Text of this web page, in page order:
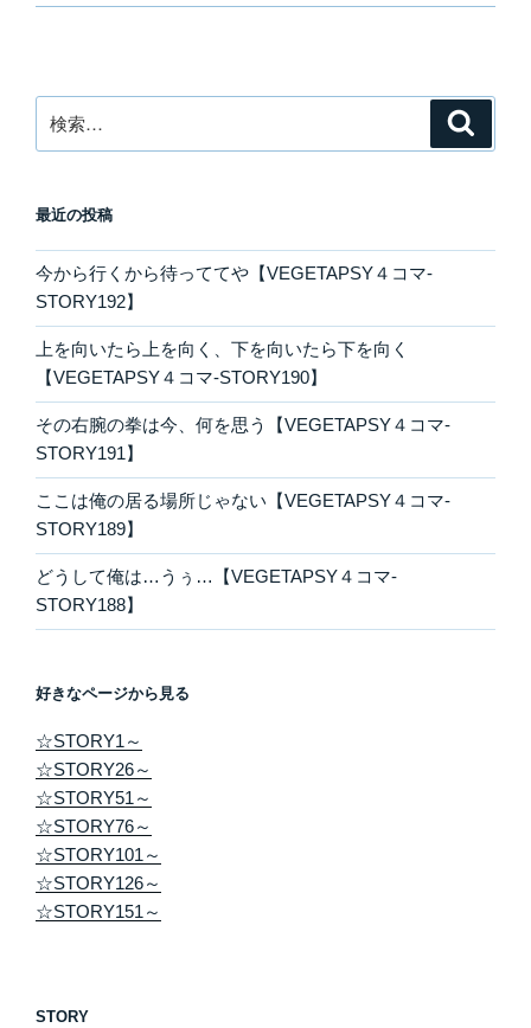
索:
最近の投稿
今から行くから待っててや【VEGETAPSY４コマ-
STORY192】
上を向いたら上を向く、下を向いたら下を向く
【VEGETAPSY４コマ-STORY190】
その右腕の拳は今、何を思う【VEGETAPSY４コマ-
STORY191】
ここは俺の居る場所じゃない【VEGETAPSY４コマ-
STORY189】
どうして俺は…うぅ…【VEGETAPSY４コマ-
STORY188】
好きなページから見る
☆STORY1～
☆STORY26～
☆STORY51～
☆STORY76～
☆STORY101～
☆STORY126～
☆STORY151～
STORY